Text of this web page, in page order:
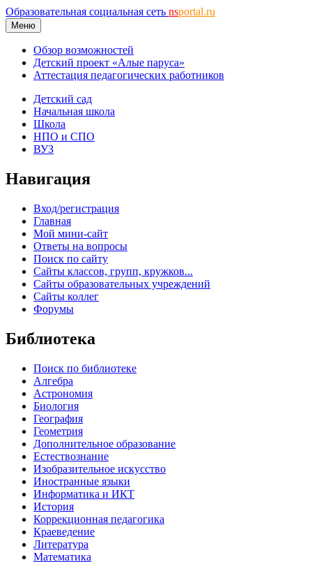
Образовательная социальная сеть nsportal.ru
Меню
Обзор возможностей
Детский проект «Алые паруса»
Аттестация педагогических работников
Детский сад
Начальная школа
Школа
НПО и СПО
ВУЗ
Навигация
Вход/регистрация
Главная
Мой мини-сайт
Ответы на вопросы
Поиск по сайту
Сайты классов, групп, кружков...
Сайты образовательных учреждений
Сайты коллег
Форумы
Библиотека
Поиск по библиотеке
Алгебра
Астрономия
Биология
География
Геометрия
Дополнительное образование
Естествознание
Изобразительное искусство
Иностранные языки
Информатика и ИКТ
История
Коррекционная педагогика
Краеведение
Литература
Математика